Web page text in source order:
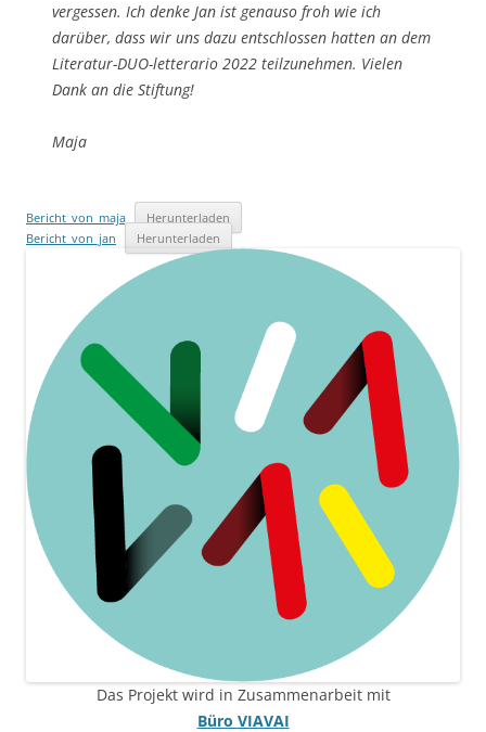
vergessen. Ich denke Jan ist genauso froh wie ich
darüber, dass wir uns dazu entschlossen hatten an dem
Literatur-DUO-letterario 2022 teilzunehmen. Vielen
Dank an die Stiftung!
Maja
Bericht_von_maja
Herunterladen
Bericht_von_jan
Herunterladen
Das Projekt wird in Zusammenarbeit mit
Büro VIAVAI